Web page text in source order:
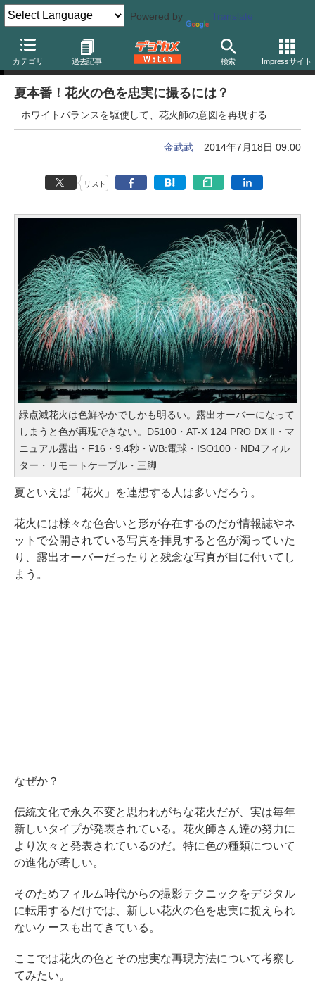
Powered by Translate
カテゴリ 過去記事 検索 Impressサイト
特別企画
夏本番！花火の色を忠実に撮るには？
ホワイトバランスを駆使して、花火師の意図を再現する
金武武 2014年7月18日 09:00
リスト
緑点滅花火は色鮮やかでしかも明るい。露出オーバーになって
しまうと色が再現できない。D5100・AT-X 124 PRO DX II・マ
ニュアル露出・F16・9.4秒・WB:電球・ISO100・ND4フィル
ター・リモートケーブル・三脚
夏といえば「花火」を連想する人は多いだろう。
花火には様々な色合いと形が存在するのだが情報誌やネ
ットで公開されている写真を拝見すると色が濁っていた
り、露出オーバーだったりと残念な写真が目に付いてし
まう。
なぜか？
伝統文化で永久不変と思われがちな花火だが、実は毎年
新しいタイプが発表されている。花火師さん達の努力に
より次々と発表されているのだ。特に色の種類について
の進化が著しい。
そのためフィルム時代からの撮影テクニックをデジタル
に転用するだけでは、新しい花火の色を忠実に捉えられ
ないケースも出てきている。
ここでは花火の色とその忠実な再現方法について考察し
てみたい。